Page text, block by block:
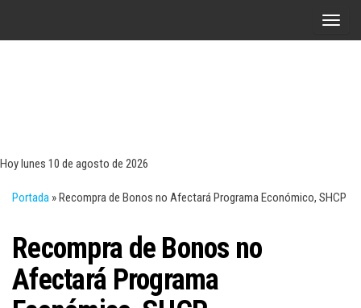
A
l
Hoy lunes 10 de agosto de 2026
Portada »Recompra de Bonos no Afectará Programa Económico, SHCP
Recompra de Bonos no
Afectará Programa